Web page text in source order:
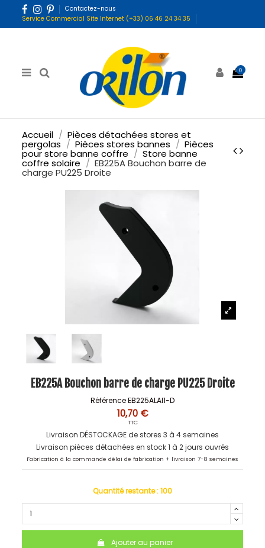
Contactez-nous
Service Commercial Site Internet (+33) 06 46 24 34 35
0
Accueil Pièces détachées stores et
pergolas Pièces stores bannes Pièces
pour store banne coffre Store banne
coffre solaire EB225A Bouchon barre de
charge PU225 Droite
EB225A Bouchon barre de charge PU225 Droite
RéférenceEB225ALAI1-D
10,70 €
TTC
Livraison DÉSTOCKAGE de stores 3 à 4 semaines
Livraison pièces détachées en stock 1 à 2 jours ouvrés
Fabrication à la commande délai de fabrication + livraison 7-8 semaines
Quantité restante :100
Ajouter au panier